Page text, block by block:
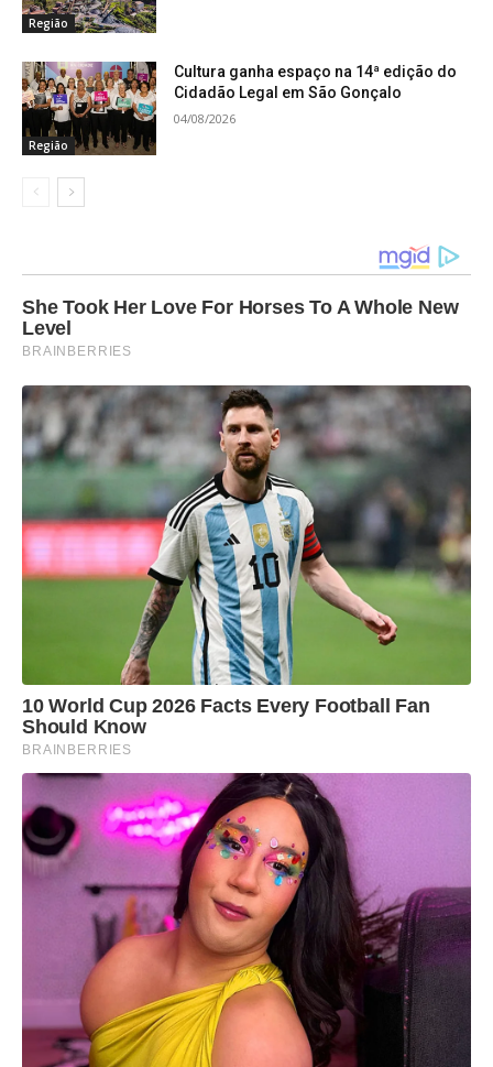
Região
Região
Cultura ganha espaço na 14ª edição do
Cidadão Legal em São Gonçalo
04/08/2026
She Took Her Love For Horses To A Whole New
Level
BRAINBERRIES
10 World Cup 2026 Facts Every Football Fan
Should Know
BRAINBERRIES